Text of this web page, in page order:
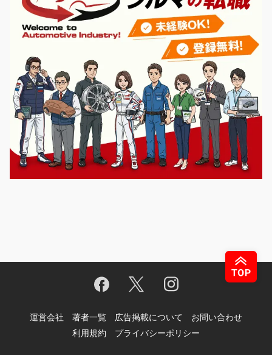
運営会社 著者一覧 広告掲載について
お問い合わせ
利用規約
プライバシーポリシー